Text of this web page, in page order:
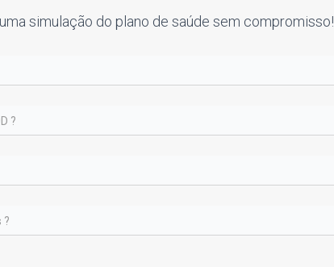
simulação do plano de saúde sem compromisso!